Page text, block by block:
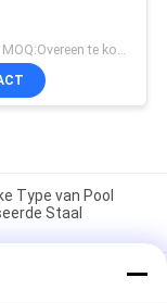
Type van Pool
Staal